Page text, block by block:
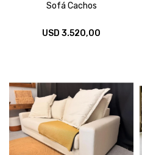
Sofá Cachos
USD 3.520,00